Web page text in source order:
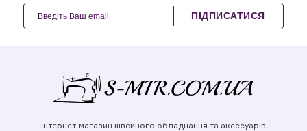
ПІДПИСАТИСЯ
Інтернет-магазин швейного обладнання та аксесуарів